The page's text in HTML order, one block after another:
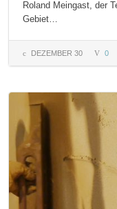
Roland Meingast, der
Gebiet…
DEZEMBER 30 0